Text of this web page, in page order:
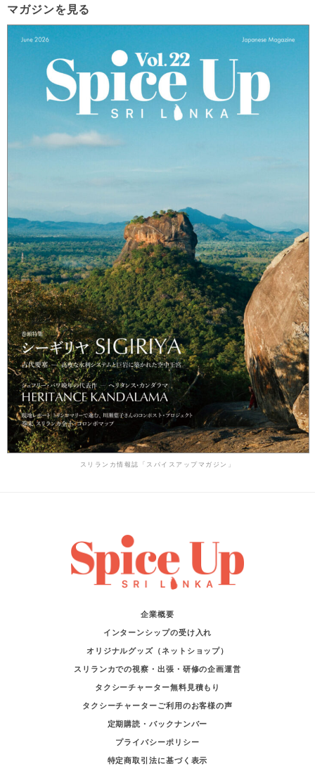
マガジンを見る
スリランカ情報誌「スパイスアップマガジン」
企業概要
インターンシップの受け入れ
オリジナルグッズ（ネットショップ）
スリランカでの視察・出張・研修の企画運営
タクシーチャーター無料見積もり
タクシーチャーターご利用のお客様の声
定期購読・バックナンバー
プライバシーポリシー
特定商取引法に基づく表示